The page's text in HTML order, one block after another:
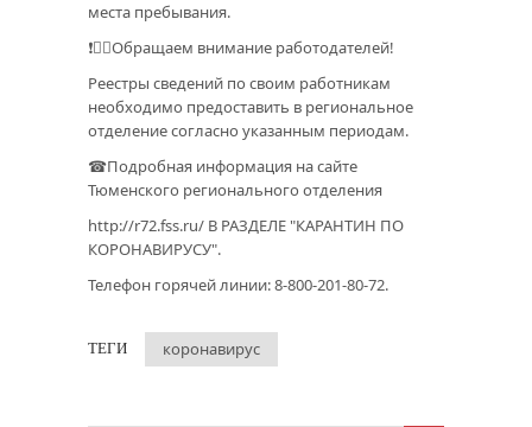
места пребывания.
❗☝🏻Обращаем внимание работодателей!
Реестры сведений по своим работникам
необходимо предоставить в региональное
отделение согласно указанным периодам.
☎Подробная информация на сайте
Тюменского регионального отделения
http://r72.fss.ru/ В РАЗДЕЛЕ "КАРАНТИН ПО
КОРОНАВИРУСУ".
Телефон горячей линии: 8-800-201-80-72.
ТЕГИ коронавирус